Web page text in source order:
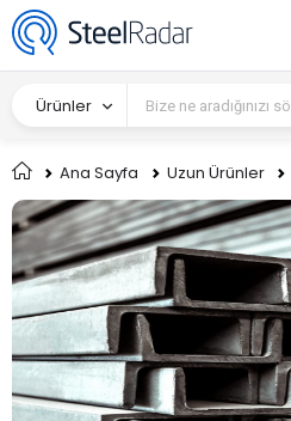
Ürünler
Ana Sayfa Uzun Ürünler